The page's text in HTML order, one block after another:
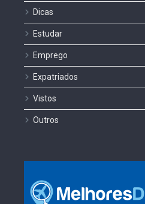
Dicas
Estudar
Emprego
Expatriados
Vistos
Outros